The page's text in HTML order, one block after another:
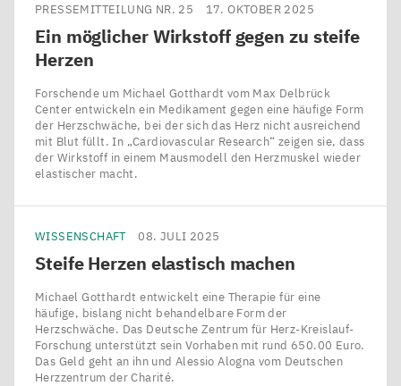
PRESSEMITTEILUNG NR. 25 17. OKTOBER 2025
Ein möglicher Wirkstoff gegen zu steife
Herzen
Forschende um Michael Gotthardt vom Max Delbrück
Center entwickeln ein Medikament gegen eine häufige Form
der Herzschwäche, bei der sich das Herz nicht ausreichend
mit Blut füllt. In ​„Cardiovascular Research“ zeigen sie, dass
der Wirkstoff in einem Mausmodell den Herzmuskel wieder
elastischer macht.
WISSENSCHAFT 08. JULI 2025
Steife Herzen elastisch machen
Michael Gotthardt entwickelt eine Therapie für eine
häufige, bislang nicht behandelbare Form der
Herzschwäche. Das Deutsche Zentrum für Herz-Kreislauf-
Forschung unterstützt sein Vorhaben mit rund 650.00 Euro.
Das Geld geht an ihn und Alessio Alogna vom Deutschen
Herzzentrum der Charité.